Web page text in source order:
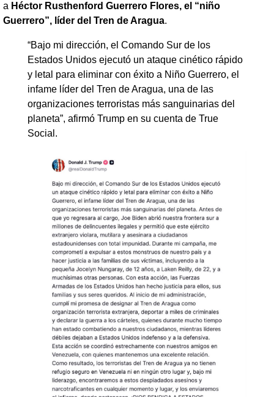
a Héctor Rusthenford Guerrero Flores, el “niño
Guerrero”, líder del Tren de Aragua.
“Bajo mi dirección, el Comando Sur de los
Estados Unidos ejecutó un ataque cinético rápido
y letal para eliminar con éxito a Niño Guerrero, el
infame líder del Tren de Aragua, una de las
organizaciones terroristas más sanguinarias del
planeta”, afirmó Trump en su cuenta de True
Social.